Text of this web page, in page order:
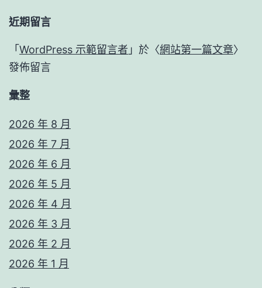
近期留言
「 WordPress 示範留言者 」於〈網站第一篇文章〉
發佈留言
彙整
2026 年 8 月
2026 年 7 月
2026 年 6 月
2026 年 5 月
2026 年 4 月
2026 年 3 月
2026 年 2 月
2026 年 1 月